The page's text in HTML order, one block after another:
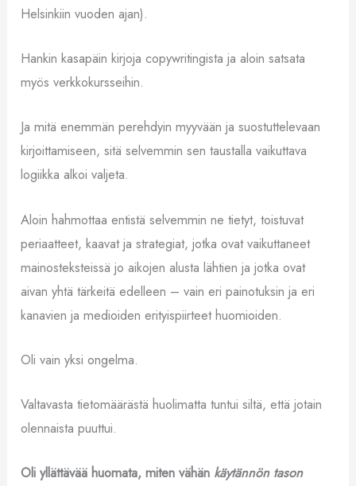
Helsinkiin vuoden ajan).
Hankin kasapäin kirjoja copywritingista ja aloin satsata
myös verkkokursseihin.
Ja mitä enemmän perehdyin myyvään ja suostuttelevaan
kirjoittamiseen, sitä selvemmin sen taustalla vaikuttava
logiikka alkoi valjeta.
Aloin hahmottaa entistä selvemmin ne tietyt, toistuvat
periaatteet, kaavat ja strategiat, jotka ovat vaikuttaneet
mainosteksteissä jo aikojen alusta lähtien ja jotka ovat
aivan yhtä tärkeitä edelleen – vain eri painotuksin ja eri
kanavien ja medioiden erityispiirteet huomioiden.
Oli vain yksi ongelma.
Valtavasta tietomäärästä huolimatta tuntui siltä, että jotain
olennaista puuttui.
Oli yllättävää huomata, miten vähän käytännön tason